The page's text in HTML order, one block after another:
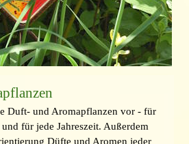
Duft- und Aromapflanzen vor - für
für jede Jahreszeit. Außerdem
Düfte und Aromen jeder